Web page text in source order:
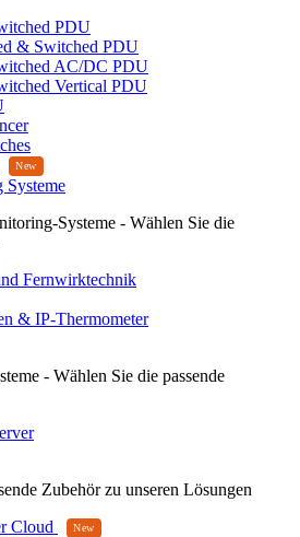
PDU
& Switched PDU
AC/DC PDU
Vertical PDU
Systeme
Systeme - Wählen Sie die
Fernwirktechnik
& IP-Thermometer
- Wählen Sie die passende
Zubehör zu unseren Lösungen
Cloud